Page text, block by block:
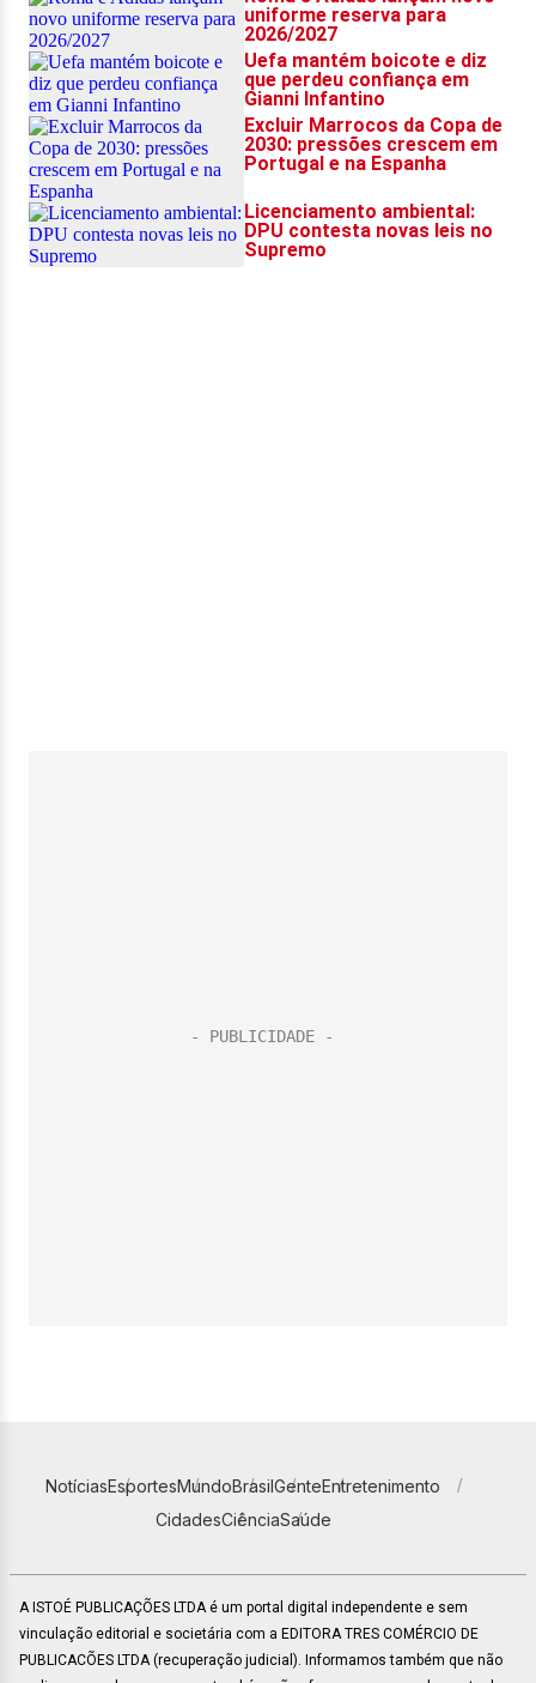
NotíciasEsportesMundoBrasilGenteEntretenimento
CidadesCiênciaSaúde
A ISTOÉ PUBLICAÇÕES LTDA é um portal digital independente e sem
vinculação editorial e societária com a EDITORA TRES COMÉRCIO DE
PUBLICACÕES LTDA (recuperação judicial). Informamos também que não